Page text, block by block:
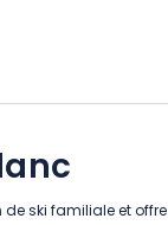
ski familiale et offre